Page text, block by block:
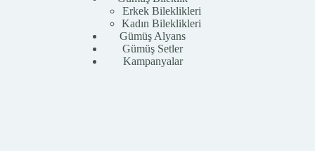
Erkek Bileklikleri
Kadın Bileklikleri
Gümüş Alyans
Gümüş Setler
Kampanyalar